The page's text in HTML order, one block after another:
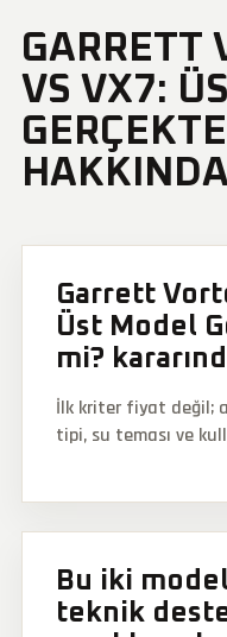
GARRETT
VS VX7:
HAKKINDA
Garrett
Üst Model
mi?
İlk kriter fiyat değil;
tipi, su teması ve
Bu iki
teknik